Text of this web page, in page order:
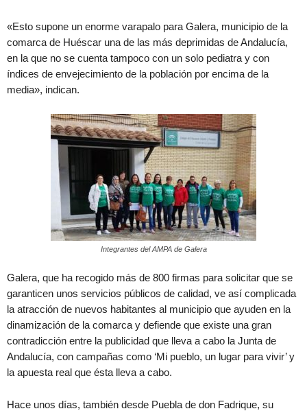
«Esto supone un enorme varapalo para Galera, municipio de la
comarca de Huéscar una de las más deprimidas de Andalucía,
en la que no se cuenta tampoco con un solo pediatra y con
índices de envejecimiento de la población por encima de la
media», indican.
Integrantes del AMPA de Galera
Galera, que ha recogido más de 800 firmas para solicitar que se
garanticen unos servicios públicos de calidad, ve así complicada
la atracción de nuevos habitantes al municipio que ayuden en la
dinamización de la comarca y defiende que existe una gran
contradicción entre la publicidad que lleva a cabo la Junta de
Andalucía, con campañas como ‘Mi pueblo, un lugar para vivir’ y
la apuesta real que ésta lleva a cabo.
Hace unos días, también desde Puebla de don Fadrique, su